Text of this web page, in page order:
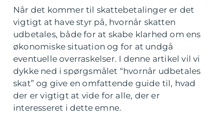
Når det kommer til skattebetalinger er det
vigtigt at have styr på, hvornår skatten
udbetales, både for at skabe klarhed om ens
økonomiske situation og for at undgå
eventuelle overraskelser. I denne artikel vil vi
dykke ned i spørgsmålet “hvornår udbetales
skat” og give en omfattende guide til, hvad
der er vigtigt at vide for alle, der er
interesseret i dette emne.